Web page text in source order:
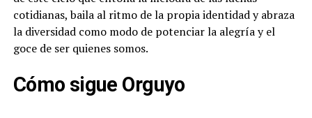
cotidianas, baila al ritmo de la propia identidad y abraza
la diversidad como modo de potenciar la alegría y el
goce de ser quienes somos.
Cómo sigue Orguyo